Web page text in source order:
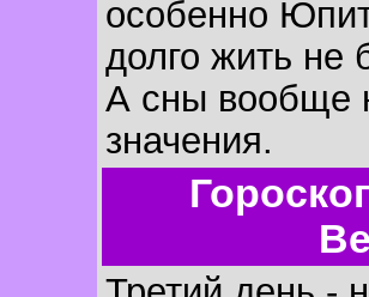
особенно
долго жить не
А сны вообще
значения.